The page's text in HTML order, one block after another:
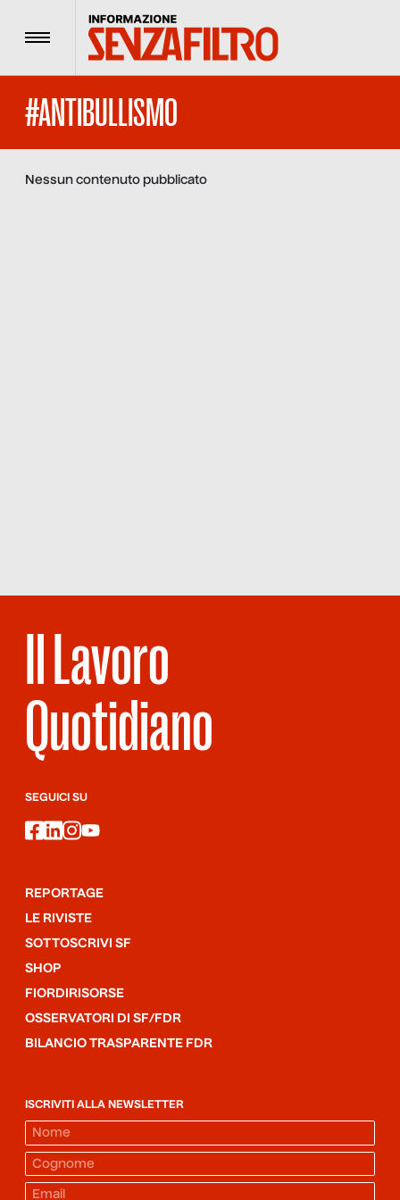
Menu
#ANTIBULLISMO
Nessun contenuto pubblicato
Il Lavoro
Quotidiano
SEGUICI SU
facebook
linkedin
instagram
youtube
REPORTAGE
LE RIVISTE
SOTTOSCRIVI SF
SHOP
FIORDIRISORSE
OSSERVATORI DI SF/FDR
BILANCIO TRASPARENTE FDR
ISCRIVITI ALLA NEWSLETTER